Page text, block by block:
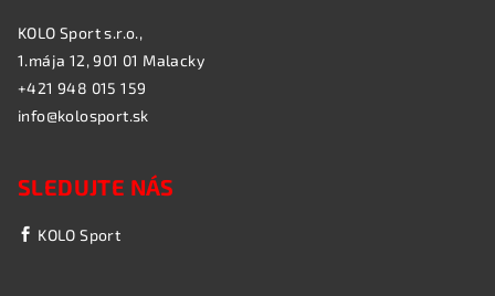
KOLO Sport s.r.o.,
1.mája 12, 901 01 Malacky
+421 948 015 159
info@kolosport.sk
SLEDUJTE NÁS
KOLO Sport